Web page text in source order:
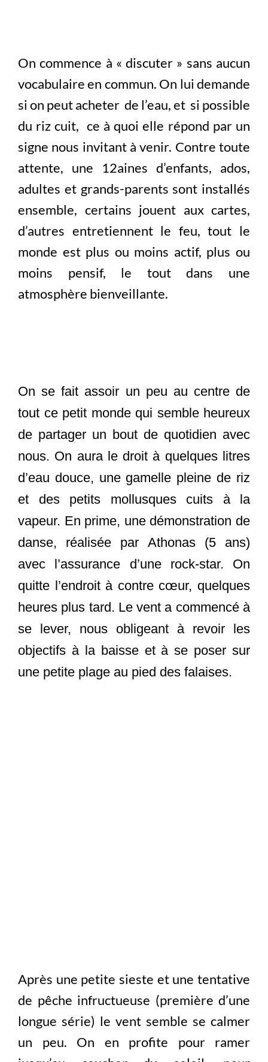
On commence à « discuter » sans aucun
vocabulaire en commun. On lui demande
si on peut acheter de l’eau, et si possible
du riz cuit, ce à quoi elle répond par un
signe nous invitant à venir. Contre toute
attente, une 12aines d’enfants, ados,
adultes et grands-parents sont installés
ensemble, certains jouent aux cartes,
d’autres entretiennent le feu, tout le
monde est plus ou moins actif, plus ou
moins pensif, le tout dans une
atmosphère bienveillante.
On se fait assoir un peu au centre de
tout ce petit monde qui semble heureux
de partager un bout de quotidien avec
nous. On aura le droit à quelques litres
d’eau douce, une gamelle pleine de riz
et des petits mollusques cuits à la
vapeur. En prime, une démonstration de
danse, réalisée par Athonas (5 ans)
avec l’assurance d’une rock-star. On
quitte l’endroit à contre cœur, quelques
heures plus tard. Le vent a commencé à
se lever, nous obligeant à revoir les
objectifs à la baisse et à se poser sur
une petite plage au pied des falaises.
Après une petite sieste et une tentative
de pêche infructueuse (première d’une
longue série) le vent semble se calmer
un peu. On en profite pour ramer